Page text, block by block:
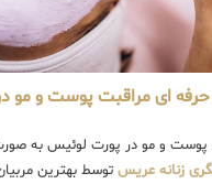
حرفه ای مراقبت پوست و مو
پوست و مو در پورت لوئیس به
زنانه عریس توسط بهترین